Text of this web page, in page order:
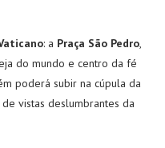
: a Praça São Pedro,
do mundo e centro da fé
poderá subir na cúpula da
vistas deslumbrantes da